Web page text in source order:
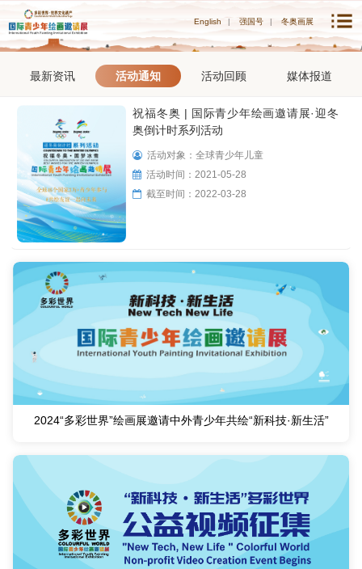
English | 强国号 | 冬奥画展
最新资讯 活动通知 活动回顾 媒体报道
祝福冬奥 | 国际青少年绘画邀请展·迎冬
奥倒计时系列活动
活动对象：全球青少年儿童
活动时间：2021-05-28
截至时间：2022-03-28
2024“多彩世界”绘画展邀请中外青少年共绘“新科技·新生活”